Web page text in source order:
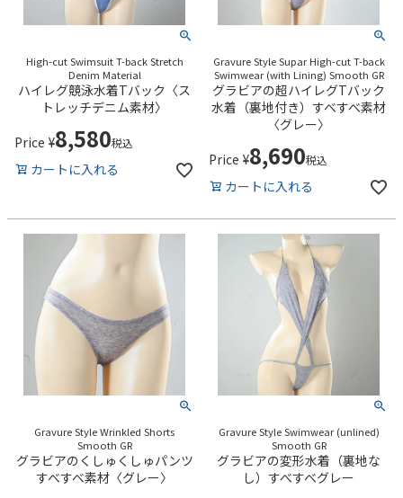
High-cut Swimsuit T-back Stretch
Denim Material
ハイレグ競泳水着Tバック〈ス
トレッチデニム素材〉
Price ¥8,580税込
カートに入れる
Gravure Style Supar High-cut T-back
Swimwear (with Lining) Smooth GR
グラビアの超ハイレグTバック
水着（裏地付き）すべすべ素材
〈グレー〉
Price ¥8,690税込
カートに入れる
Gravure Style Wrinkled Shorts
Smooth GR
グラビアのくしゅくしゅパンツ
すべすべ素材〈グレー〉
Gravure Style Swimwear (unlined)
Smooth GR
グラビアの変形水着（裏地な
し）すべすべグレー